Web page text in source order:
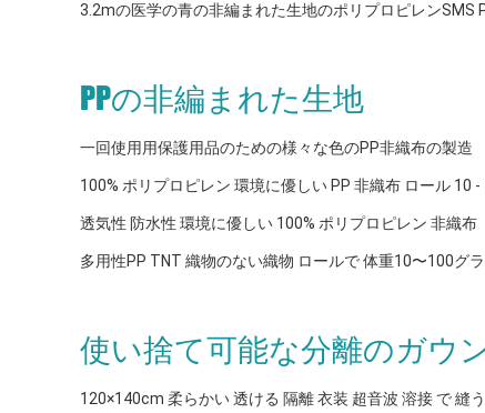
3.2mの医学の青の非編まれた生地のポリプロピレンSMS
PPの非編まれた生地
一回使用用保護用品のための様々な色のPP非織布の製造
100% ポリプロピレン 環境に優しい PP 非織布 ロール 10 -
透気性 防水性 環境に優しい 100% ポリプロピレン 非織布
多用性PP TNT 織物のない織物 ロールで 体重10〜100グ
使い捨て可能な分離のガウ
120×140cm 柔らかい 透ける 隔離 衣装 超音波 溶接 で 縫う